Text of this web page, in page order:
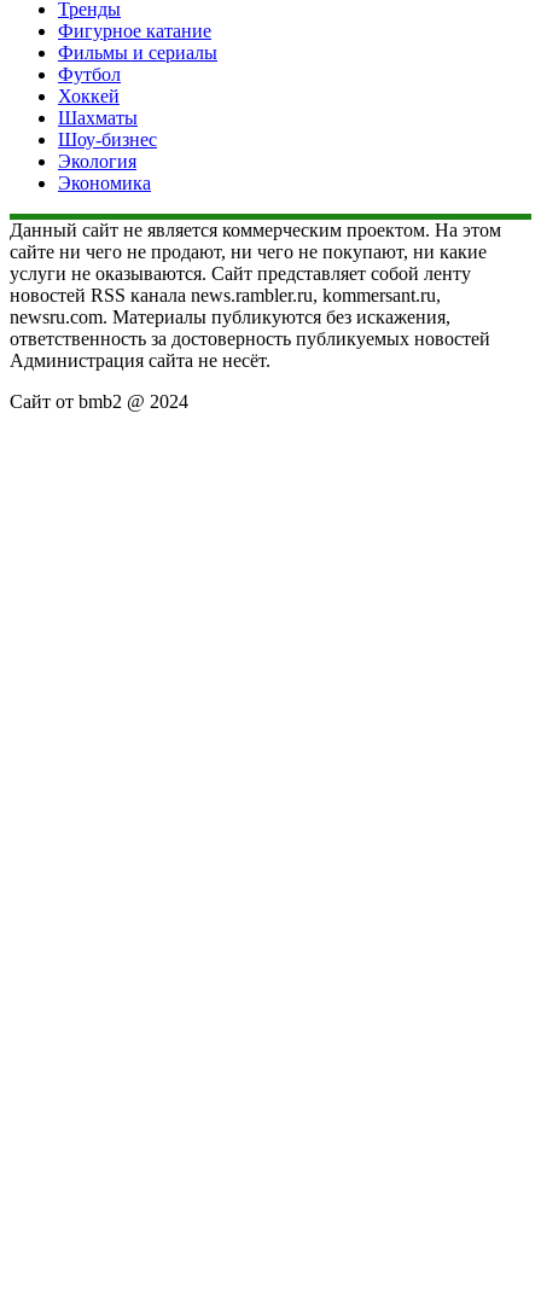
Тренды
Фигурное катание
Фильмы и сериалы
Футбол
Хоккей
Шахматы
Шоу-бизнес
Экология
Экономика
Данный сайт не является коммерческим проектом. На этом
сайте ни чего не продают, ни чего не покупают, ни какие
услуги не оказываются. Сайт представляет собой ленту
новостей RSS канала news.rambler.ru, kommersant.ru,
newsru.com. Материалы публикуются без искажения,
ответственность за достоверность публикуемых новостей
Администрация сайта не несёт.
Сайт от bmb2 @ 2024